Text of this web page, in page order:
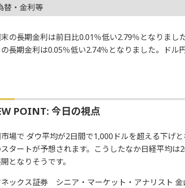
替・金利等
の長期金利は前日比0.01％低い2.79％となりま
長期金利は0.05％低い2.74％となりました。ド
POINT: 今日の視点
場で ダウ平均が2日間で1,000ドルを超える下げ
タートが予想されます。こうしたなか日経平均
となりそうです。
ネックス証券 シニア・マーケット・アナリスト 金